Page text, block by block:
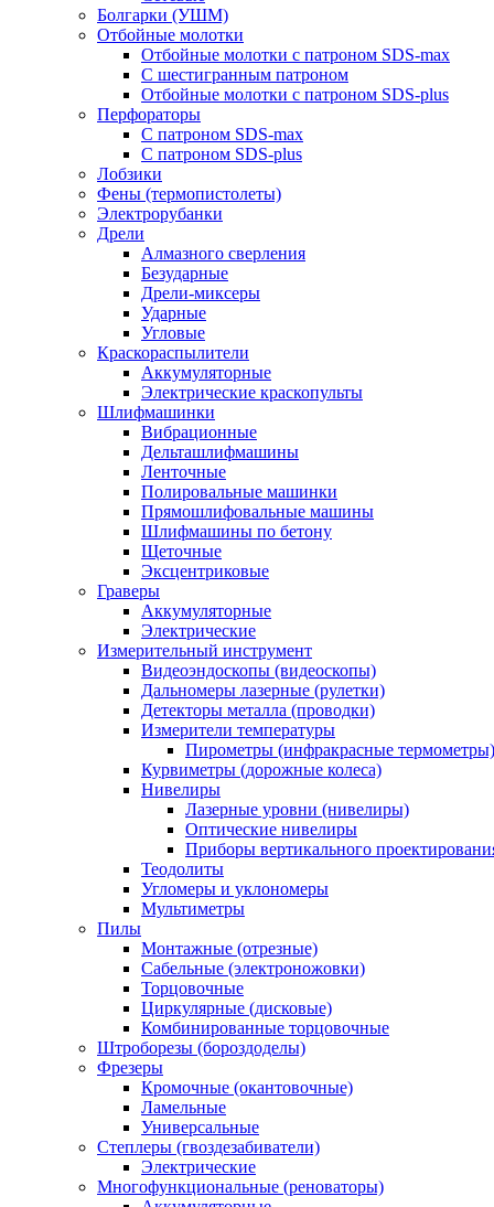
Болгарки (УШМ)
Отбойные молотки
Отбойные молотки с патроном SDS-max
С шестигранным патроном
Отбойные молотки с патроном SDS-plus
Перфораторы
С патроном SDS-max
С патроном SDS-plus
Лобзики
Фены (термопистолеты)
Электрорубанки
Дрели
Алмазного сверления
Безударные
Дрели-миксеры
Ударные
Угловые
Краскораспылители
Аккумуляторные
Электрические краскопульты
Шлифмашинки
Вибрационные
Дельташлифмашины
Ленточные
Полировальные машинки
Прямошлифовальные машины
Шлифмашины по бетону
Щеточные
Эксцентриковые
Граверы
Аккумуляторные
Электрические
Измерительный инструмент
Видеоэндоскопы (видеоскопы)
Дальномеры лазерные (рулетки)
Детекторы металла (проводки)
Измерители температуры
Пирометры (инфракрасные термометры)
Курвиметры (дорожные колеса)
Нивелиры
Лазерные уровни (нивелиры)
Оптические нивелиры
Приборы вертикального
Теодолиты
Угломеры и уклономеры
Мультиметры
Пилы
Монтажные (отрезные)
Сабельные (электроножовки)
Торцовочные
Циркулярные (дисковые)
Комбинированные торцовочные
Штроборезы (бороздоделы)
Фрезеры
Кромочные (окантовочные)
Ламельные
Универсальные
Степлеры (гвоздезабиватели)
Электрические
Многофункциональные (реноваторы)